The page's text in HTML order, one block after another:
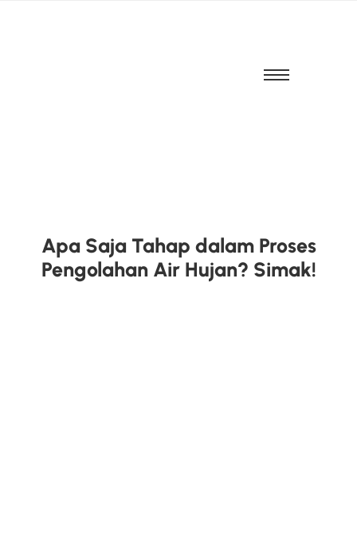
Apa Saja Tahap dalam Proses
Pengolahan Air Hujan? Simak!